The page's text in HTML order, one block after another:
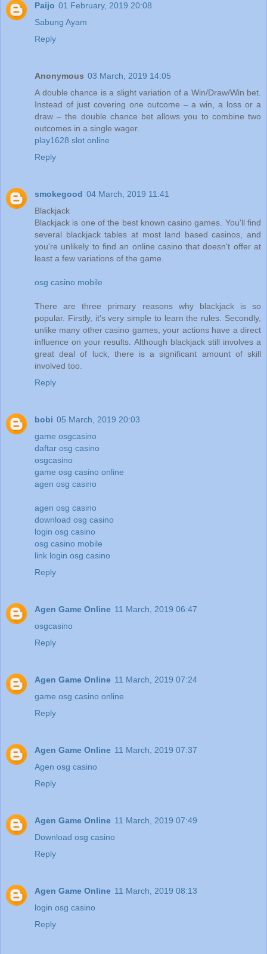
Paijo 01 February, 2019 20:08
Sabung Ayam
Reply
Anonymous 03 March, 2019 14:05
A double chance is a slight variation of a Win/Draw/Win bet.
Instead of just covering one outcome – a win, a loss or a
draw – the double chance bet allows you to combine two
outcomes in a single wager.
play1628 slot online
Reply
smokegood 04 March, 2019 11:41
Blackjack
Blackjack is one of the best known casino games. You'll find
several blackjack tables at most land based casinos, and
you're unlikely to find an online casino that doesn't offer at
least a few variations of the game.
osg casino mobile
There are three primary reasons why blackjack is so
popular. Firstly, it's very simple to learn the rules. Secondly,
unlike many other casino games, your actions have a direct
influence on your results. Although blackjack still involves a
great deal of luck, there is a significant amount of skill
involved too.
Reply
bobi 05 March, 2019 20:03
game osgcasino
daftar osg casino
osgcasino
game osg casino online
agen osg casino
agen osg casino
download osg casino
login osg casino
osg casino mobile
link login osg casino
Reply
Agen Game Online 11 March, 2019 06:47
osgcasino
Reply
Agen Game Online 11 March, 2019 07:24
game osg casino online
Reply
Agen Game Online 11 March, 2019 07:37
Agen osg casino
Reply
Agen Game Online 11 March, 2019 07:49
Download osg casino
Reply
Agen Game Online 11 March, 2019 08:13
login osg casino
Reply